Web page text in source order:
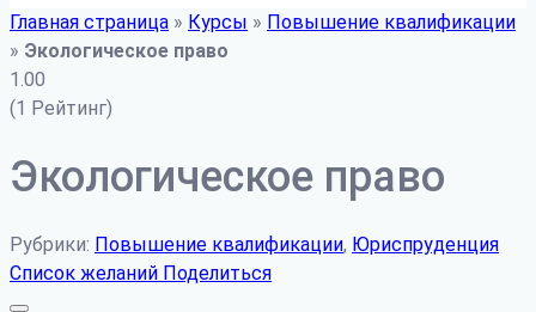
Главная страница » Курсы » Повышение квалификации
» Экологическое право
1.00
(1 Рейтинг)
Экологическое право
Рубрики: Повышение квалификации, Юриспруденция
Список желаний Поделиться